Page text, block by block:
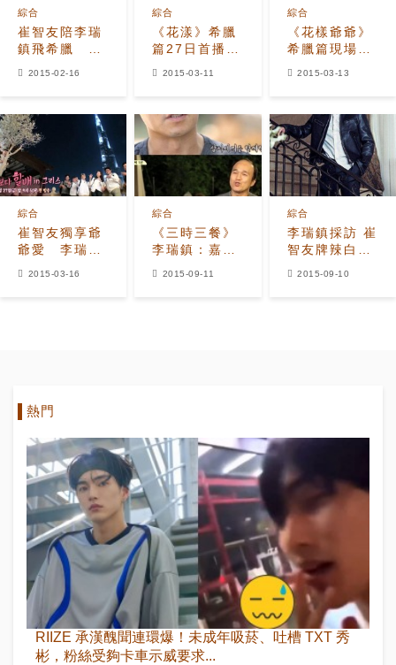
崔智友陪李瑞
鎮飛希臘 共
綜合
2015-02-16
《花漾》希臘
篇27日首播
綜合
2015-03-11
《花樣爺爺》
希臘篇現場照
綜合
2015-03-13
崔智友獨享爺
爺愛 李瑞鎮
綜合
2015-03-16
《三時三餐》
李瑞鎮：嘉賓
綜合
2015-09-11
李瑞鎮採訪 崔
智友牌辣白菜
綜合
2015-09-10
熱門
RIIZE 承漢醜聞連環爆！未成年吸菸、吐槽 TXT 秀
彬，粉絲受夠卡車示威要求...